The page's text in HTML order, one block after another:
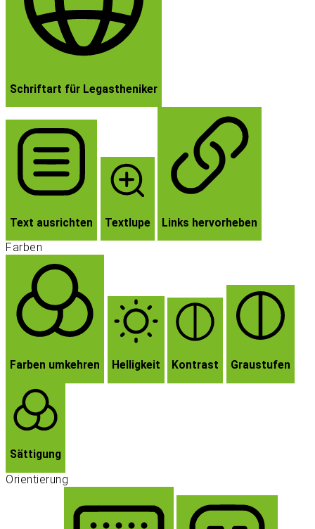
Schriftart für Legastheniker
Text ausrichten Textlupe Links hervorheben
Farben
Farben umkehren Helligkeit Kontrast Graustufen
Sättigung
Orientierung